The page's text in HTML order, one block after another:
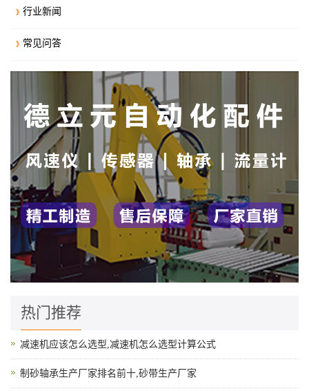
行业新闻
常见问答
热门推荐
减速机应该怎么选型,减速机怎么选型计算公式
制砂轴承生产厂家排名前十,砂带生产厂家